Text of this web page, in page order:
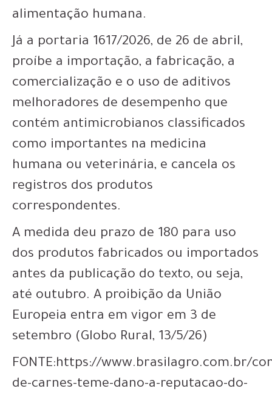
alimentação humana.
Já a portaria 1617/2026, de 26 de abril,
proíbe a importação, a fabricação, a
comercialização e o uso de aditivos
melhoradores de desempenho que
contém antimicrobianos classificados
como importantes na medicina
humana ou veterinária, e cancela os
registros dos produtos
correspondentes.
A medida deu prazo de 180 para uso
dos produtos fabricados ou importados
antes da publicação do texto, ou seja,
até outubro. A proibição da União
Europeia entra em vigor em 3 de
setembro (Globo Rural, 13/5/26)
FONTE:https://www.brasilagro.com.br/
de-carnes-teme-dano-a-reputacao-do-